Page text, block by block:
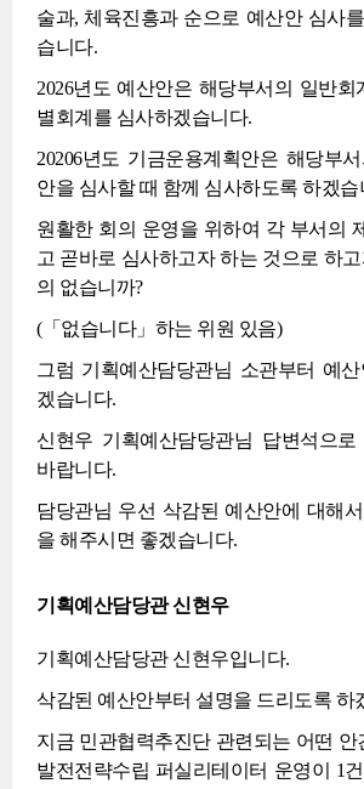
술과, 체육진흥과 순으로 예산안 심사
습니다.
2026년도 예산안은 해당부서의 일반
별회계를 심사하겠습니다.
20206년도 기금운용계획안은 해당부
안을 심사할 때 함께 심사하도록 하겠습
원활한 회의 운영을 위하여 각 부서의
고 곧바로 심사하고자 하는 것으로 하고
의 없습니까?
(「없습니다」하는 위원 있음)
그럼 기획예산담당관님 소관부터 예
겠습니다.
신현우 기획예산담당관님 답변석으로
바랍니다.
담당관님 우선 삭감된 예산안에 대해
을 해주시면 좋겠습니다.
기획예산담당관 신현우
기획예산담당관 신현우입니다.
삭감된 예산안부터 설명을 드리도록 하
지금 민관협력추진단 관련되는 어떤 안
발전전략수립 퍼실리테이터 운영이 1